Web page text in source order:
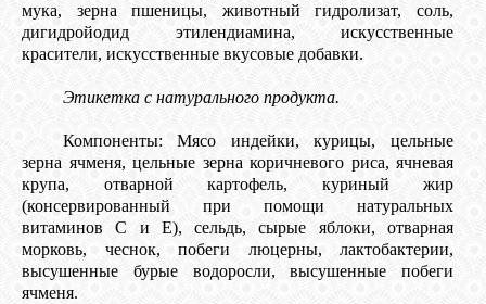
мука, зерна пшеницы, животный гидролизат, соль,
дигидройодид этилендиамина, искусственные
красители, искусственные вкусовые добавки.
Этикетка с натурального продукта.
Компоненты: Мясо индейки, курицы, цельные
зерна ячменя, цельные зерна коричневого риса, ячневая
крупа, отварной картофель, куриный жир
(консервированный при помощи натуральных
витаминов С и Е), сельдь, сырые яблоки, отварная
морковь, чеснок, побеги люцерны, лактобактерии,
высушенные бурые водоросли, высушенные побеги
ячменя.